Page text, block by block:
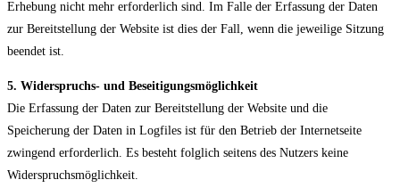
Erhebung nicht mehr erforderlich sind. Im Falle der Erfassung der Daten
zur Bereitstellung der Website ist dies der Fall, wenn die jeweilige Sitzung
beendet ist.
5. Widerspruchs- und Beseitigungsmöglichkeit
Die Erfassung der Daten zur Bereitstellung der Website und die
Speicherung der Daten in Logfiles ist für den Betrieb der Internetseite
zwingend erforderlich. Es besteht folglich seitens des Nutzers keine
Widerspruchsmöglichkeit.